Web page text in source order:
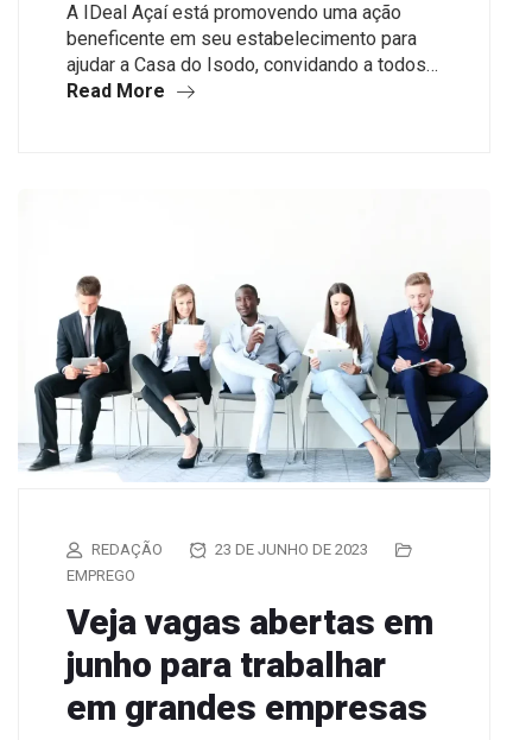
A IDeal Açaí está promovendo uma ação
beneficente em seu estabelecimento para
ajudar a Casa do Isodo, convidando a todos…
Read More
REDAÇÃO
23 DE JUNHO DE 2023
EMPREGO
Veja vagas abertas em
junho para trabalhar
em grandes empresas